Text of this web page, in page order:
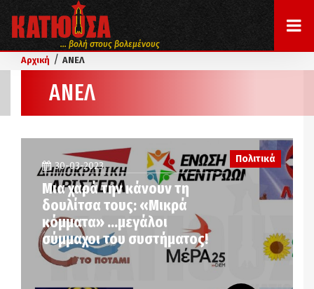
... βολή στους βολεμένους
Αρχική / ΑΝΕΛ
ΑΝΕΛ
Πολιτικά
30-03-2023
Μια χαρά την κάνουν τη
δουλίτσα τους: «Μικρά
κόμματα» …μεγάλοι
σύμμαχοι του συστήματος!